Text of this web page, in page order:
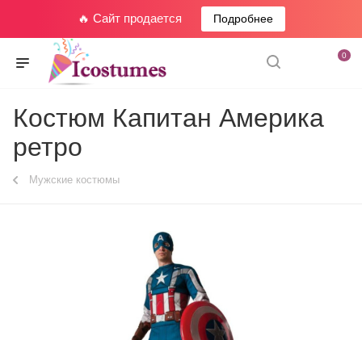
🔥 Сайт продается Подробнее
0
Костюм Капитан Америка
ретро
Мужские костюмы